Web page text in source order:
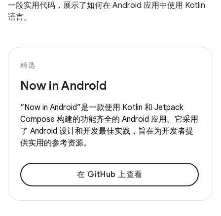
一段实用代码，展示了如何在 Android 应用中使用 Kotlin
语言。
精选
Now in Android
“Now in Android”是一款使用 Kotlin 和 Jetpack
Compose 构建的功能齐全的 Android 应用。它采用
了 Android 设计和开发最佳实践，旨在为开发者提
供实用的参考资源。
在 GitHub 上查看